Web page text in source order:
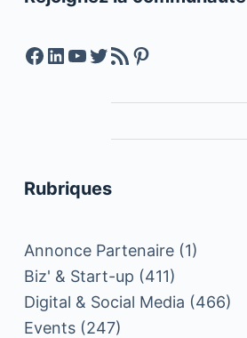
Facebook
LinkedIn
YouTube
Twitter
Feed RSSPinterest
Rubriques
Annonce Partenaire(1)
Biz' & Start-up (411)
Digital & Social Media (466)
Events(247)